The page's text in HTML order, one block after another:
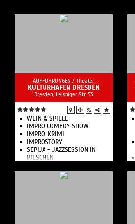
AUFFÜHRUNGEN / Theater
KULTURHAFEN DRESDEN
Dresden, Leisniger Str. 53
WEIN & SPIELE
IMPRO COMEDY SHOW
IMPRO-KRIMI
IMPROSTORY
SEPIJA - JAZZSESSION IN
PIESCHEN
DIE IMPROSHOW-SHOW
KULTURHAFEN JUBELÄUM -